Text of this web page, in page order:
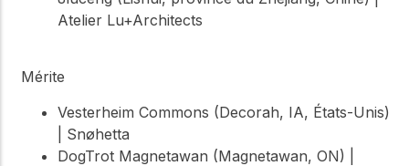
Atelier Lu+Architects
Mérite
Vesterheim Commons (Decorah, IA, États-Unis)
| Snøhetta
DogTrot Magnetawan (Magnetawan, ON) |